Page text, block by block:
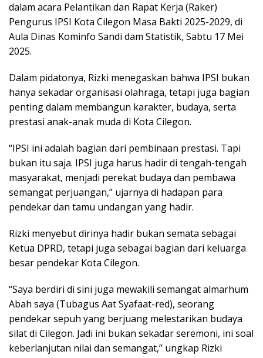
dalam acara Pelantikan dan Rapat Kerja (Raker)
Pengurus IPSI Kota Cilegon Masa Bakti 2025-2029, di
Aula Dinas Kominfo Sandi dam Statistik, Sabtu 17 Mei
2025.
Dalam pidatonya, Rizki menegaskan bahwa IPSI bukan
hanya sekadar organisasi olahraga, tetapi juga bagian
penting dalam membangun karakter, budaya, serta
prestasi anak-anak muda di Kota Cilegon.
“IPSI ini adalah bagian dari pembinaan prestasi. Tapi
bukan itu saja. IPSI juga harus hadir di tengah-tengah
masyarakat, menjadi perekat budaya dan pembawa
semangat perjuangan,” ujarnya di hadapan para
pendekar dan tamu undangan yang hadir.
Rizki menyebut dirinya hadir bukan semata sebagai
Ketua DPRD, tetapi juga sebagai bagian dari keluarga
besar pendekar Kota Cilegon.
“Saya berdiri di sini juga mewakili semangat almarhum
Abah saya (Tubagus Aat Syafaat-red), seorang
pendekar sepuh yang berjuang melestarikan budaya
silat di Cilegon. Jadi ini bukan sekadar seremoni, ini soal
keberlanjutan nilai dan semangat,” ungkap Rizki